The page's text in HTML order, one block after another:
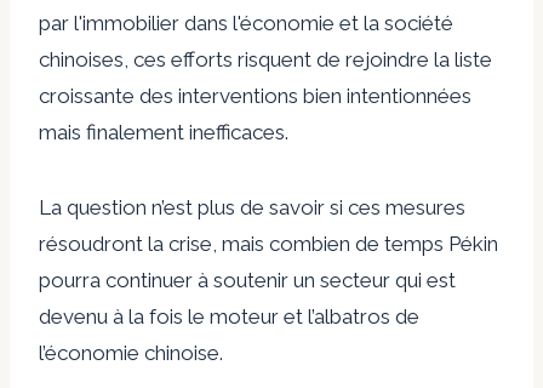
par l'immobilier dans l'économie et la société
chinoises, ces efforts risquent de rejoindre la liste
croissante des interventions bien intentionnées
mais finalement inefficaces.
La question n’est plus de savoir si ces mesures
résoudront la crise, mais combien de temps Pékin
pourra continuer à soutenir un secteur qui est
devenu à la fois le moteur et l’albatros de
l’économie chinoise.